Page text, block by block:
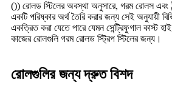
()) রোলড স্টিলের অবস্থা অনুসারে, গরম রোলস এবং
একটি পরিষ্কার অর্থ তৈরি করার জন্য সেই অনুযায়ী
একত্রিত করা যেতে পারে যেমন সেন্ট্রিফুগাল কাস্ট
কাজের রোলগুলি গরম রোলড স্ট্রিপ স্টিলের জন্য।
রোলগুলির জন্য দ্রুত বিশদ